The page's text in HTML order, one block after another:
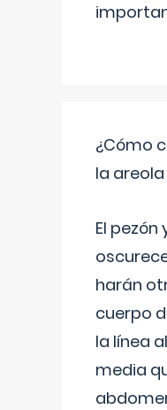
¿Cómo
la
El pezón
harán
cuerpo
la línea
media